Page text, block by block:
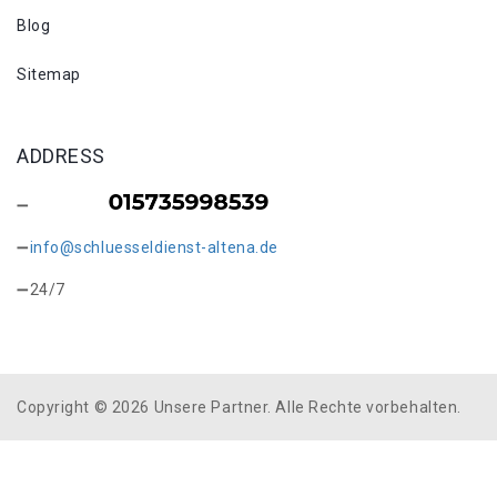
Blog
Sitemap
ADDRESS
info@schluesseldienst-altena.de
24/7
Copyright © 2026 Unsere Partner. Alle Rechte vorbehalten.